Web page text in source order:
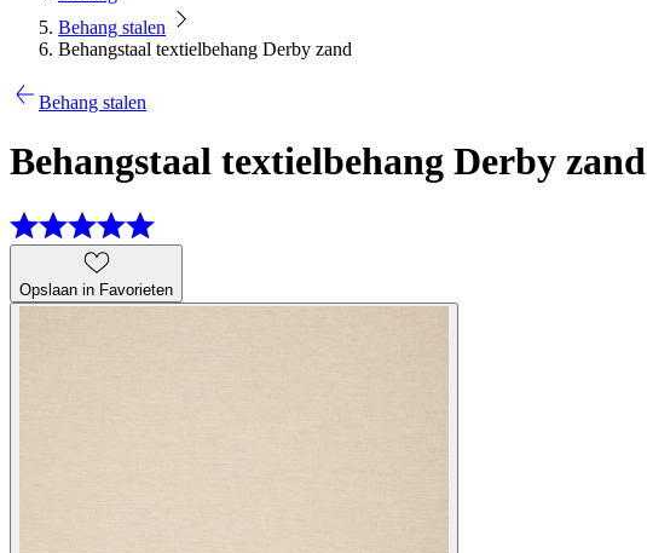
Behang stalen
Behangstaal textielbehang Derby zand
Behang stalen
Behangstaal textielbehang Derby zand
Opslaan in Favorieten